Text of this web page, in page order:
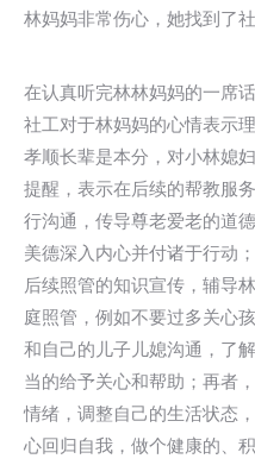
林妈妈非常伤心，她找到了社
在认真听完林林妈妈的一席
社工对于林妈妈的心情表示
孝顺长辈是本分，对小林媳
提醒，表示在后续的帮教服
行沟通，传导尊老爱老的道
美德深入内心并付诸于行动
后续照管的知识宣传，辅导
庭照管，例如不要过多关心
和自己的儿子儿媳沟通，了
当的给予关心和帮助；再者
情绪，调整自己的生活状态
心回归自我，做个健康的、